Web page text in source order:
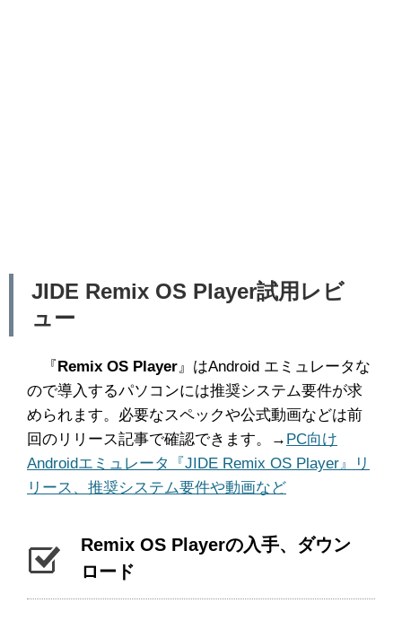
JIDE Remix OS Player試用レビ
ュー
『Remix OS Player』はAndroid エミュレータな
ので導入するパソコンには推奨システム要件が求
められます。必要なスペックや公式動画などは前
回のリリース記事で確認できます。→ PC向け
Androidエミュレータ『JIDE Remix OS Player』リ
リース、推奨システム要件や動画など
Remix OS Playerの入手、ダウン
ロード